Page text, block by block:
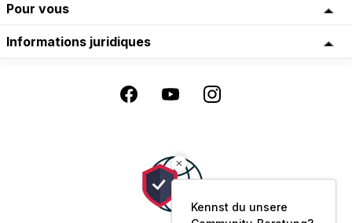
Pour vous
Informations juridiques
Kennst du unsere